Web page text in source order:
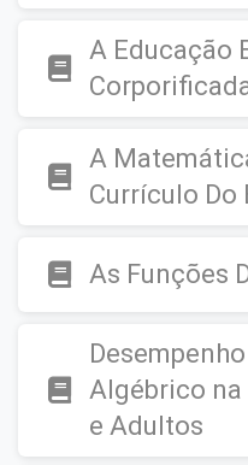
A Educação
A
Currículo Do
As Funções
Algébrico na
e Adultos